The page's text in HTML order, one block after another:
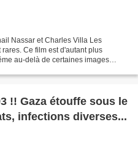
Nassar et Charles Villa Les
Ce film est d'autant plus
au-delà de certaines images
!! Gaza étouffe sous le
infections diverses...